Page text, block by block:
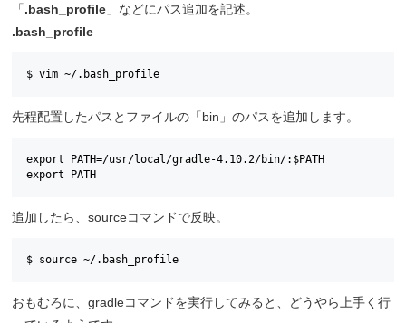
「.bash_profile 」などにパス追加を記述。
.bash_profile
$ vim ~/.bash_profile
先程配置したパスとファイルの「bin」のパスを追加します。
export PATH=/usr/local/gradle-4.10.2/bin/:$PATH
export PATH
追加したら、sourceコマンドで反映。
$ source ~/.bash_profile
おもむろに、gradleコマンドを実行してみると、どうやら上手く行